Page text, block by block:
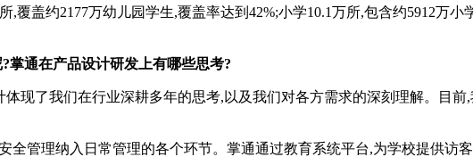
覆盖约2177万幼儿园学生,覆盖率达到42%;小学10.1万所,包含约5912万小
掌通在产品设计研发上有哪些思考?
现了我们在行业深耕多年的思考,以及我们对各方需求的深刻理解。目
管理纳入日常管理的各个环节。掌通通过教育系统平台,为学校提供访